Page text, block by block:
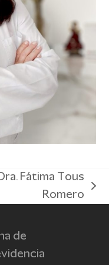
Fátima Tous
Romero
de